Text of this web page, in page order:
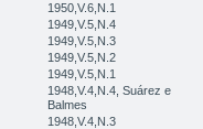
1950,V.6,N.1
1949,V.5,N.4
1949,V.5,N.3
1949,V.5,N.2
1949,V.5,N.1
1948,V.4,N.4, Suárez e
Balmes
1948,V.4,N.3